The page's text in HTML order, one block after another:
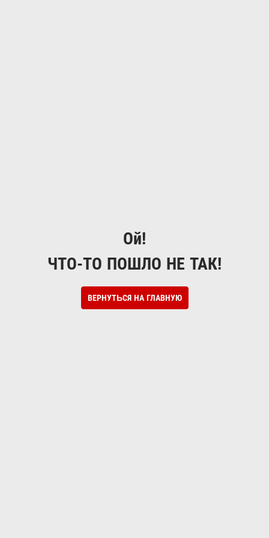
Ой!
ЧТО-ТО ПОШЛО НЕ ТАК!
ВЕРНУТЬСЯ НА ГЛАВНУЮ